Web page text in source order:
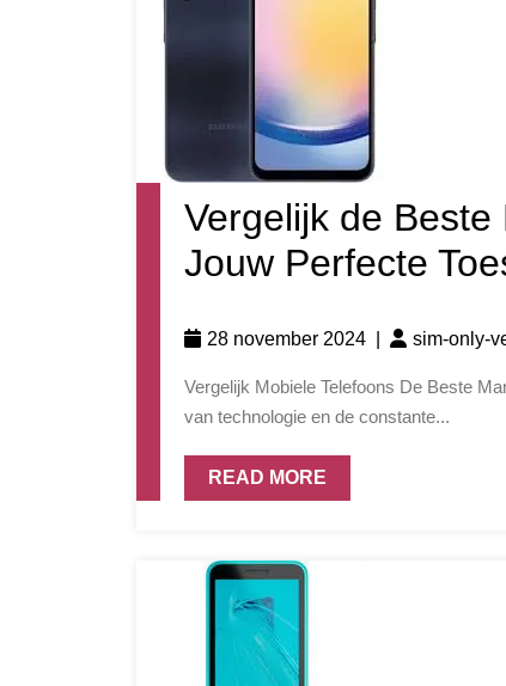
Vergelijk de Beste
Jouw Perfecte
28 november 2024 sim-only-
Vergelijk Mobiele Telefoons De Beste Manier om Mobiele Telefoons te Vergelijken Met de snelle evolutie
van technologie en de constante...
READ MORE